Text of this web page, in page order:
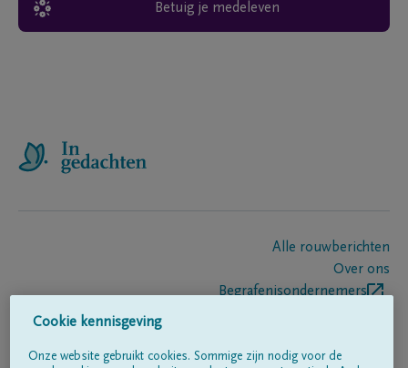
Betuig je medeleven
Alle rouwberichten
Over ons
Begrafenisondernemers
Cookie kennisgeving
Onze website gebruikt cookies. Sommige zijn nodig voor de